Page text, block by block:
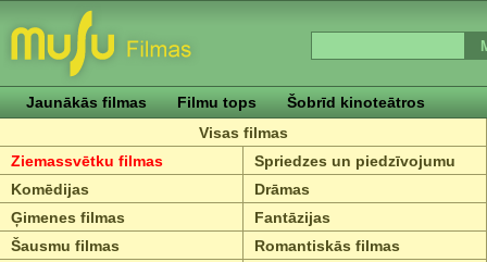
Jaunākās filmas Filmu tops
Šobrīd kinoteātros
Visas filmas
Ziemassvētku filmas
Spriedzes un piedzīvojumu
Komēdijas
Drāmas
Ģimenes filmas
Fantāzijas
Šausmu filmas
Romantiskās filmas